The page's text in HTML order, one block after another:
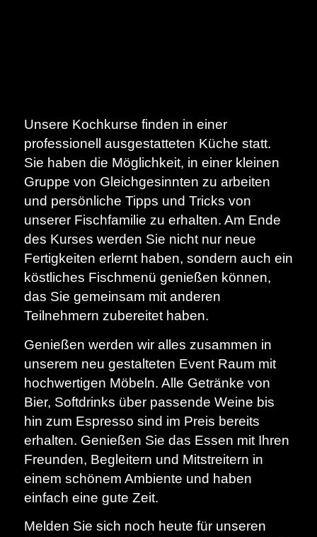
Unsere Kochkurse finden in einer
professionell ausgestatteten Küche statt.
Sie haben die Möglichkeit, in einer kleinen
Gruppe von Gleichgesinnten zu arbeiten
und persönliche Tipps und Tricks von
unserer Fischfamilie zu erhalten. Am Ende
des Kurses werden Sie nicht nur neue
Fertigkeiten erlernt haben, sondern auch ein
köstliches Fischmenü genießen können,
das Sie gemeinsam mit anderen
Teilnehmern zubereitet haben.
Genießen werden wir alles zusammen in
unserem neu gestalteten Event Raum mit
hochwertigen Möbeln. Alle Getränke von
Bier, Softdrinks über passende Weine bis
hin zum Espresso sind im Preis bereits
erhalten. Genießen Sie das Essen mit Ihren
Freunden, Begleitern und Mitstreitern in
einem schönem Ambiente und haben
einfach eine gute Zeit.
Melden Sie sich noch heute für unseren